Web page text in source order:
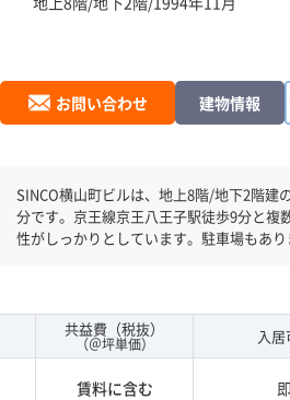
お問い合わせ 建物情報
SINCO横山町ビルは、地上8階/地下2階建のオフィスビルです。 竣工
分です。京王線京王八王子駅徒歩9分と複
性がしっかりとしています。駐車場もあ
共益費（税抜）
（＠坪単価） 入居
賃料に含む